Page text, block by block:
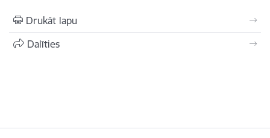
Drukāt lapu
Dalīties